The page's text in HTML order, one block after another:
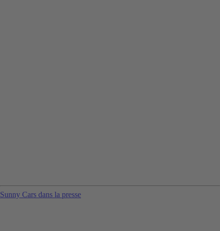
Sunny Cars dans la presse